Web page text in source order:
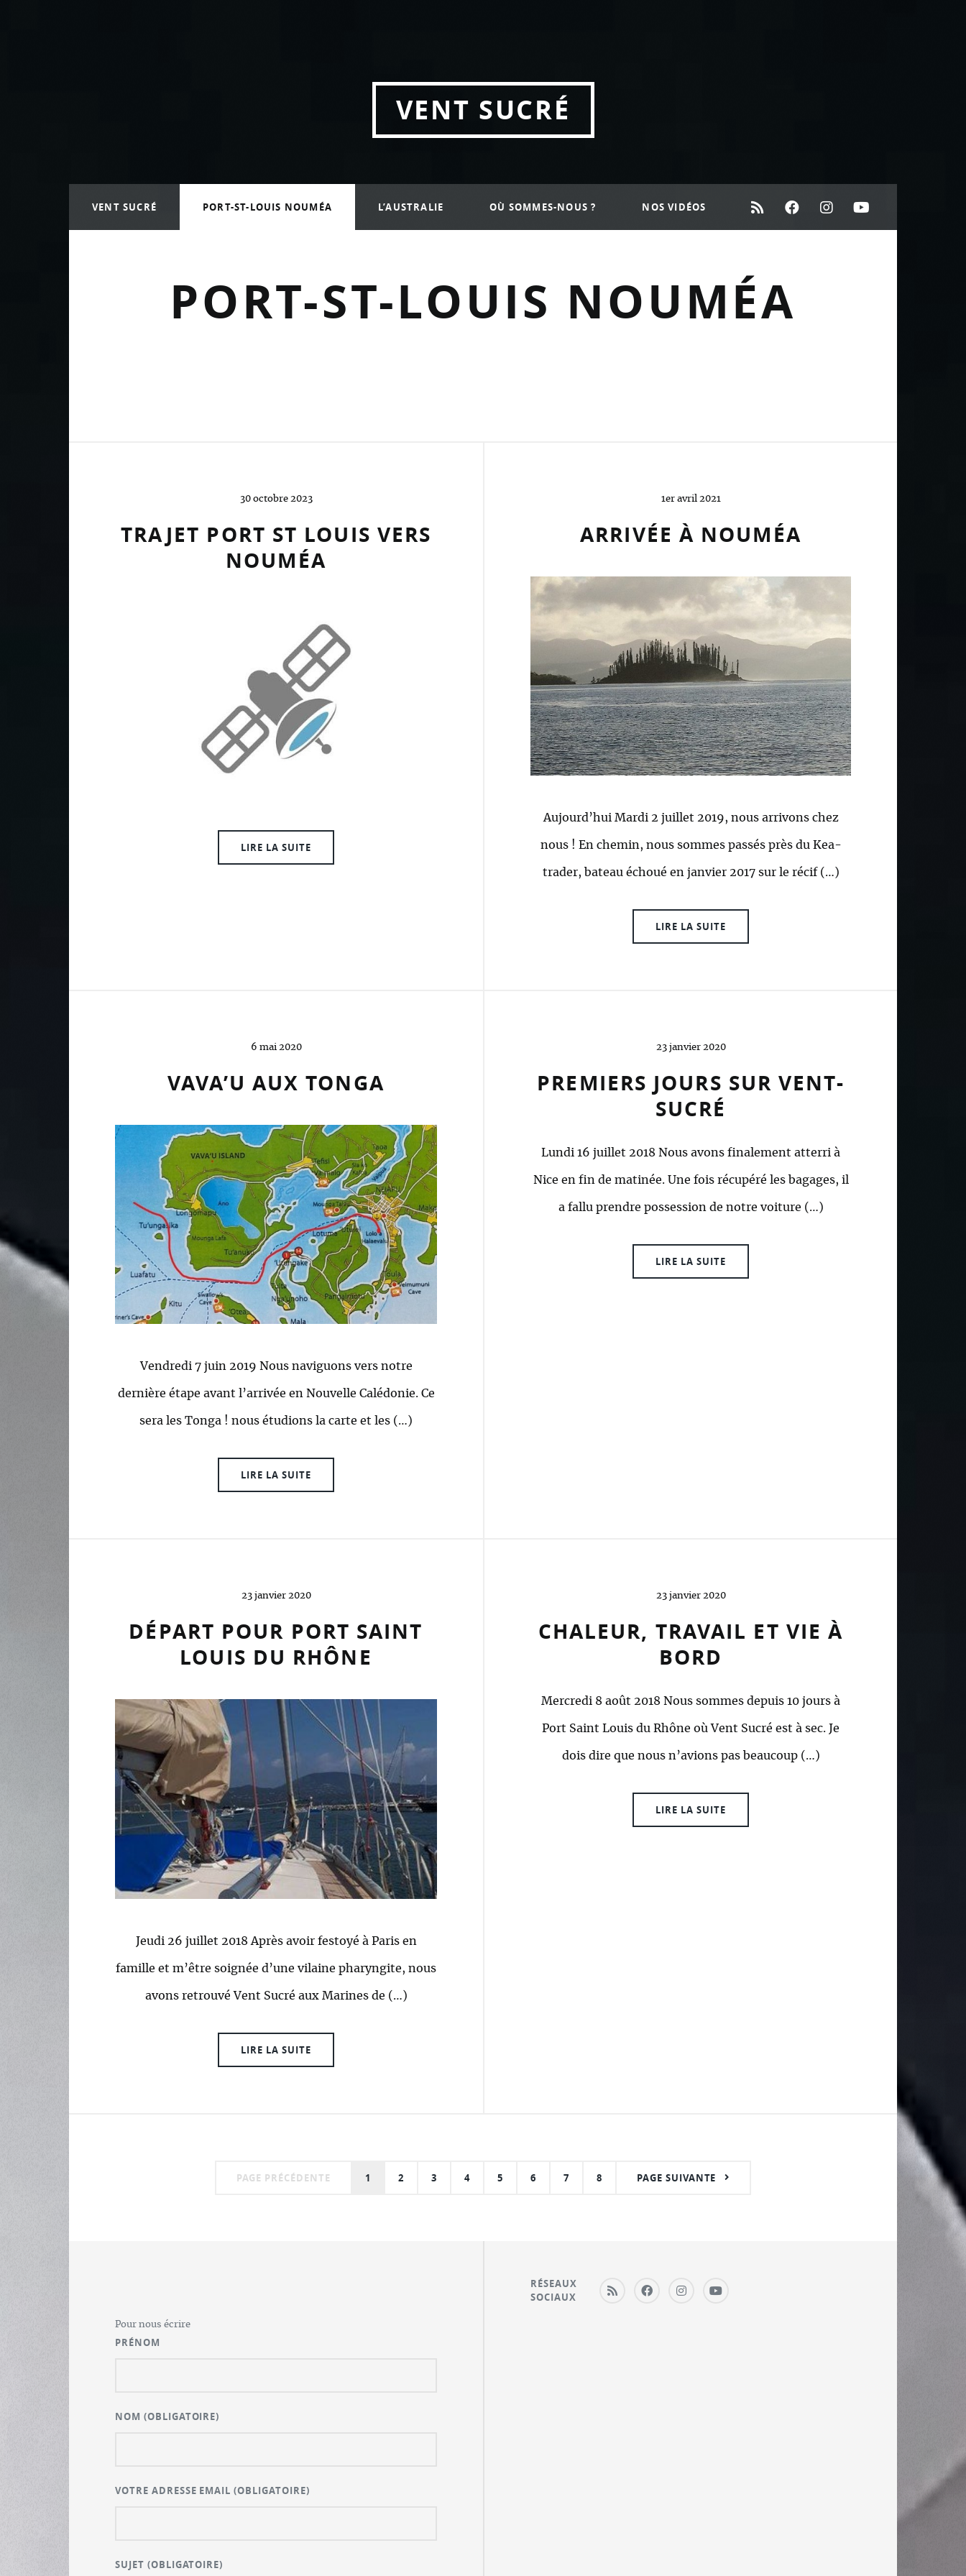
VENT SUCRÉ
VENT SUCRÉ PORT-ST-LOUIS NOUMÉA L’AUSTRALIE OÙ SOMMES-NOUS ? NOS VIDÉOS
PORT-ST-LOUIS NOUMÉA
30 octobre 2023
TRAJET PORT ST LOUIS VERS
NOUMÉA
LIRE LA SUITE
1er avril 2021
ARRIVÉE À NOUMÉA
Aujourd’hui Mardi 2 juillet 2019, nous arrivons chez
nous ! En chemin, nous sommes passés près du Kea-
trader, bateau échoué en janvier 2017 sur le récif (…)
LIRE LA SUITE
6 mai 2020
VAVA’U AUX TONGA
Vendredi 7 juin 2019 Nous naviguons vers notre
dernière étape avant l’arrivée en Nouvelle Calédonie. Ce
sera les Tonga ! nous étudions la carte et les (…)
LIRE LA SUITE
23 janvier 2020
PREMIERS JOURS SUR VENT-
SUCRÉ
Lundi 16 juillet 2018 Nous avons finalement atterri à
Nice en fin de matinée. Une fois récupéré les bagages, il
a fallu prendre possession de notre voiture (…)
LIRE LA SUITE
23 janvier 2020
DÉPART POUR PORT SAINT
LOUIS DU RHÔNE
Jeudi 26 juillet 2018 Après avoir festoyé à Paris en
famille et m’être soignée d’une vilaine pharyngite, nous
avons retrouvé Vent Sucré aux Marines de (…)
LIRE LA SUITE
23 janvier 2020
CHALEUR, TRAVAIL ET VIE À
BORD
Mercredi 8 août 2018 Nous sommes depuis 10 jours à
Port Saint Louis du Rhône où Vent Sucré est à sec. Je
dois dire que nous n’avions pas beaucoup (…)
LIRE LA SUITE
PAGE PRÉCÉDENTE 1 2 3 4 5 6 7 8 PAGE SUIVANTE
Pour nous écrire
PRÉNOM
NOM (OBLIGATOIRE)
VOTRE ADRESSE EMAIL(OBLIGATOIRE)
SUJET (OBLIGATOIRE)
RÉSEAUX
SOCIAUX